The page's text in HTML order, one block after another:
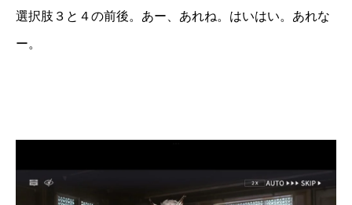
選択肢３と４の前後。あー、あれね。はいはい。あれな
ー。